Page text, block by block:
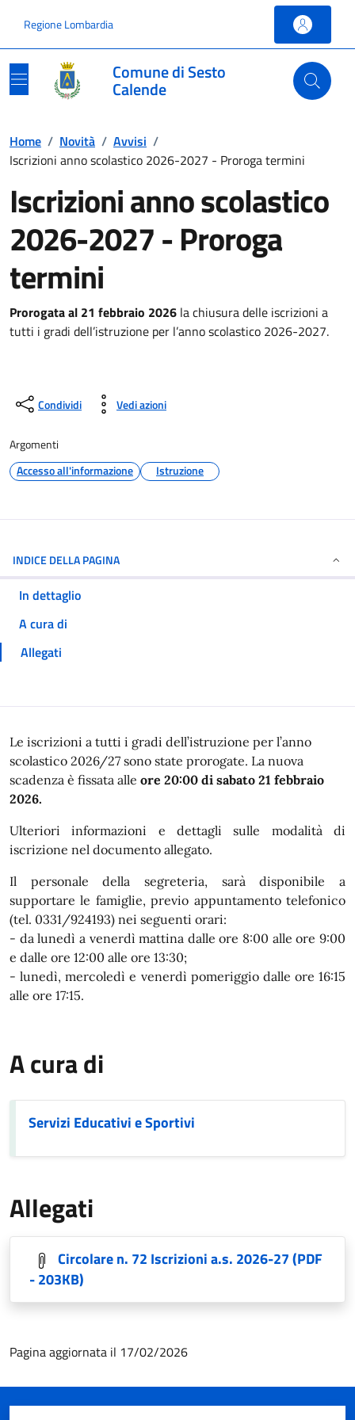
Regione Lombardia
Comune di Sesto
Calende
Home / Novità / Avvisi /
Iscrizioni anno scolastico 2026-2027 - Proroga termini
Iscrizioni anno scolastico
2026-2027 - Proroga
termini
Prorogata al 21 febbraio 2026 la chiusura delle iscrizioni a
tutti i gradi dell’istruzione per l’anno scolastico 2026-2027.
Condividi Vedi azioni
Argomenti
Accesso all'informazione
Istruzione
INDICE DELLA PAGINA
In dettaglio
A cura di
Allegati
In dettaglio
Le iscrizioni a tutti i gradi dell’istruzione per l’anno
scolastico 2026/27 sono state prorogate. La nuova
scadenza è fissata alle ore 20:00 di sabato 21 febbraio
2026.
Ulteriori informazioni e dettagli sulle modalità di
iscrizione nel documento allegato.
Il personale della segreteria, sarà disponibile a
supportare le famiglie, previo appuntamento telefonico
(tel. 0331/924193) nei seguenti orari:
- da lunedì a venerdì mattina dalle ore 8:00 alle ore 9:00
e dalle ore 12:00 alle ore 13:30;
- lunedì, mercoledì e venerdì pomeriggio dalle ore 16:15
alle ore 17:15.
A cura di
Servizi Educativi e Sportivi
Allegati
Circolare n. 72 Iscrizioni a.s. 2026-27(PDF
- 203KB)
Pagina aggiornata il 17/02/2026